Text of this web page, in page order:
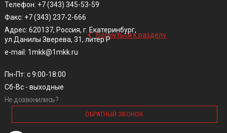
‹ Вернуться к разделу
Телефон: +7 (343) 345-53-59
Факс: +7 (343) 237-2-666
Адрес: 620137, Россия, г. Екатеринбург,
ул.Данилы Зверева, 31, литер Р
e-mail: 1mkk@1mkk.ru
Пн-Пт: с 9:00-18:00
Сб-Вс - выходные
Не дозвонились?
ОБРАТНЫЙ ЗВОНОК